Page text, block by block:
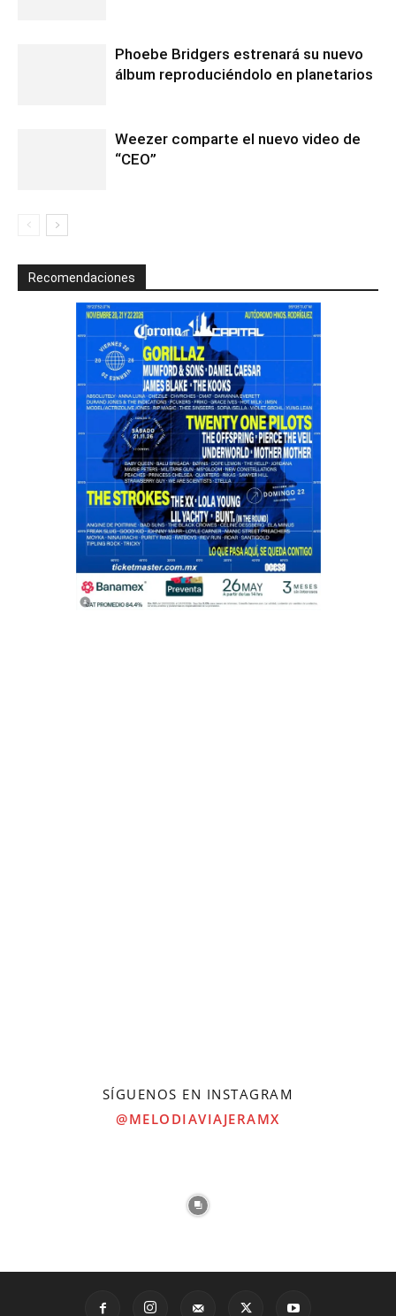
Phoebe Bridgers estrenará su nuevo
álbum reproduciéndolo en planetarios
Weezer comparte el nuevo video de
“CEO”
Recomendaciones
SÍGUENOS EN INSTAGRAM
@MELODIAVIAJERAMX